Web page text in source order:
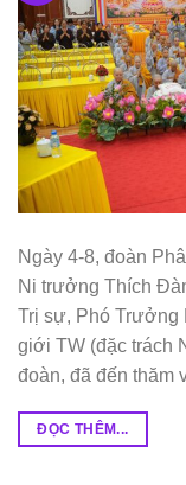
Ngày 4-8, đoàn
Ni trưởng Thích
Trị sự, Phó Trưởng
giới TW (đặc trách
đoàn, đã đến thăm
ĐỌC THÊM...